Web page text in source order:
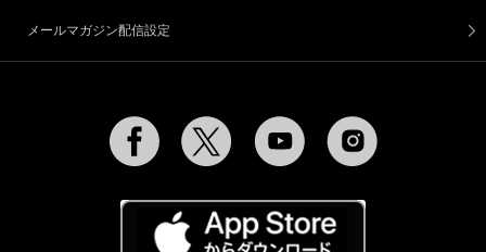
メールマガジン配信設定
Facebook Twitter YouTube Instagram